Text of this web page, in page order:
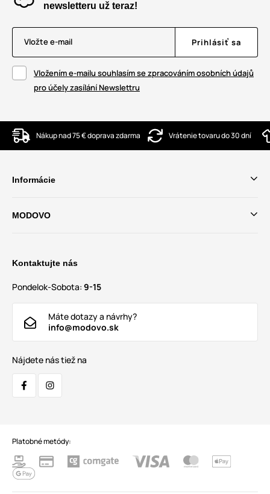
newsletteru už teraz!
Vložte e-mail Prihlásiť sa
Vložením e-mailu souhlasím se zpracováním osobních údajů
pro účely zasílání Newslettru
Nákup nad 75 € doprava zdarma Vrátenie tovaru do 30 dní
Informácie
MODOVO
Kontaktujte nás
Pondelok-Sobota: 9-15
Máte dotazy a návrhy?
info@modovo.sk
Nájdete nás tiež na
Platobné metódy: